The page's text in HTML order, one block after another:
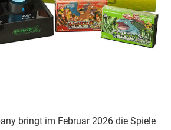
bringt im Februar 2026 die Spiele